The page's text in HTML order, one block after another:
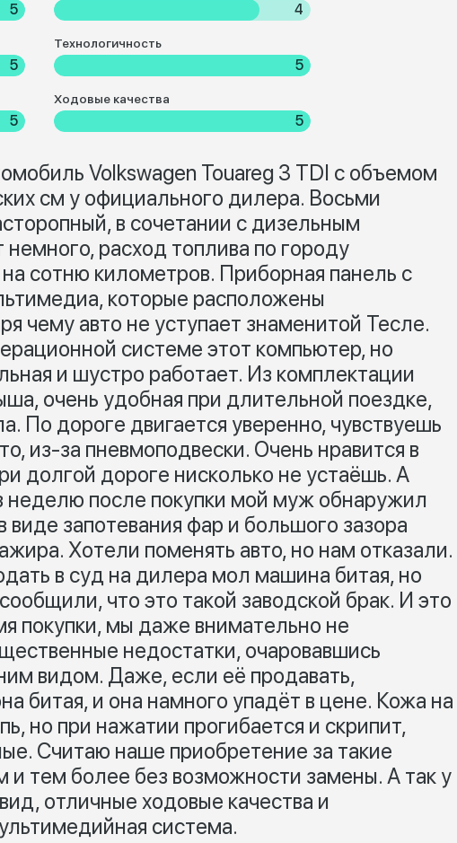
5 4
5
Технологичность
5
5
Ходовые качества
5
Volkswagen Touareg 3 TDI с объемом
см у официального дилера. Восьми
в сочетании с дизельным
расход топлива по городу
сотню километров. Приборная панель с
которые расположены
чему авто не уступает знаменитой Тесле.
системе этот компьютер, но
и шустро работает. Из комплектации
очень удобная при длительной поездке,
По дороге двигается уверенно, чувствуешь
из-за пневмоподвески. Очень нравится в
долгой дороге нисколько не устаёшь. А
неделю после покупки мой муж обнаружил
виде запотевания фар и большого зазора
Хотели поменять авто, но нам отказали.
в суд на дилера мол машина битая, но
что это такой заводской брак. И это
покупки, мы даже внимательно не
недостатки, очаровавшись
видом. Даже, если её продавать,
битая, и она намного упадёт в цене. Кожа на
но при нажатии прогибается и скрипит,
Считаю наше приобретение за такие
и тем более без возможности замены. А так у
отличные ходовые качества и
система.